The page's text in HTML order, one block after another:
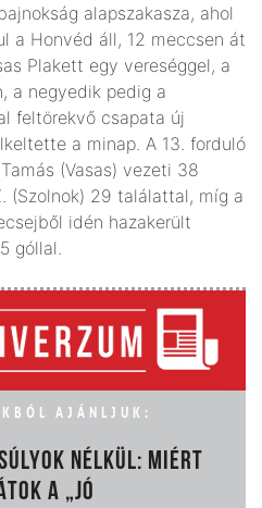
alapszakasza, ahol
a Honvéd áll, 12 meccsen át
Plakett egy vereséggel, a
a negyedik pedig a
feltörekvő csapata új
a minap. A 13. forduló
(Vasas) vezeti 38
(Szolnok) 29 találattal, míg a
idén hazakerült
góllal.
AJÁNLJUK:
NÉLKÜL: MIÉRT
A „JÓ